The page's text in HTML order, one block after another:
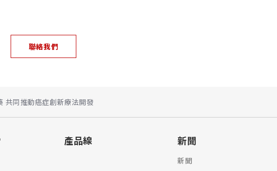
聯絡我們
共同推動癌症創新療法開發
產品線 新聞
新聞